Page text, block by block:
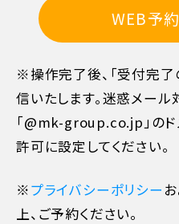
7日目に当たる日以
旅行開始日の前日
旅行開始日の当日
旅行開始後又は無連絡
WEB予
※操作完了後、「受付完了
信いたします。迷惑メー
「@mk-group.co.jp」の
許可に設定してください。
※プライバシーポリシー
上、ご予約ください。